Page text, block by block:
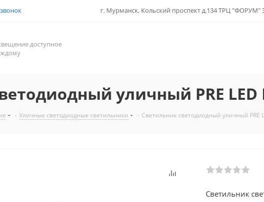
г. Мурманск, Кольский проспект д.134 ТРЦ "ФОРУМ"
доступное
уличный PRE LED
- Уличные светодиодные светильники - Светильник светодиодный уличный PRE
Светильник